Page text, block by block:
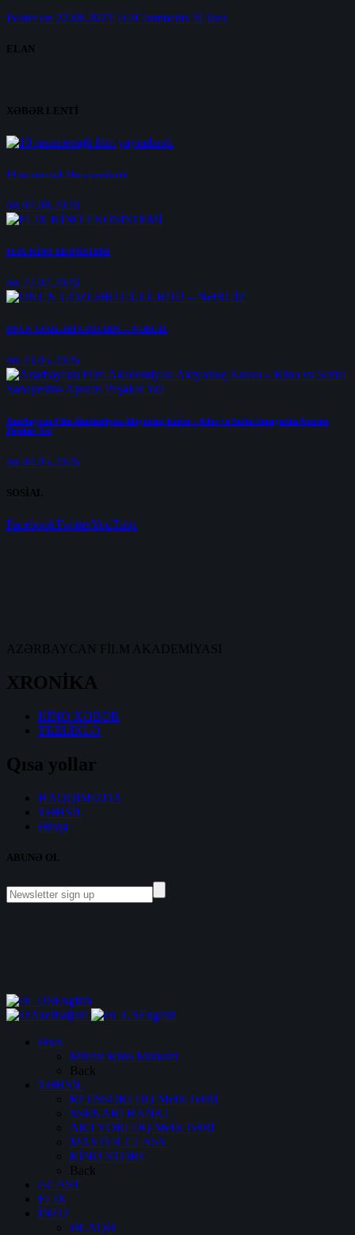
Poster on 22.08.2023 163Comments 3Likes
ELAN
XƏBƏR LENTİ
10 qısametrajlı film yayımlandı
on 07.08.2026
FLIX KİNO EKOSİSTEMİ
on 22.07.2026
ONUN GÖZLƏRİ GÜLÜRDÜ – NƏRGİZ
on 23.05.2026
Azərbaycan Film Akademiyası Aktyorluq Kursu – Kino və Serial Sənayesinə Aparan
Peşəkar Yol
on 04.05.2026
SOSİAL
FacebookTwitterYouTube
AZƏRBAYCAN FİLM AKADEMİYASI
XRONİKA
KİNO XƏBƏR
TEZLİKLƏ
Qısa yollar
HAQQIMIZDA
TƏHSİL
Əlaqə
ABUNƏ OL
English
Azerbaijani
English
Əsas
Müasir Kino Mərkəzi
Back
TƏHSİL
REJİSSORLUQ MƏKTƏBİ
SSENARİ BANKI
AKTYORLUQ MƏKTƏBİ
MASTER CLASS
KİNO STORE
Back
e-CAST
FLIX
İNFO
ƏLAQƏ